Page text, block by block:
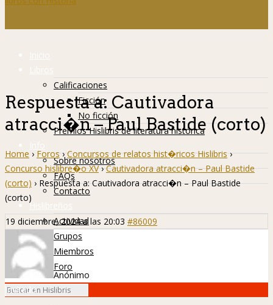
Inicio
Libros
Calificaciones
Ficción
No ficción
Premios Hislibris de literatura histórica
Info
Sobre nosotros
FAQs
Contacto
Hislibreños
Actividad
Grupos
Miembros
Foro
Respuesta a: Cautivadora
atracci�n – Paul Bastide (corto)
Home › Foros › Concursos de relatos hist�ricos Hislibris ›
Concurso hislibre�o XV › Cautivadora atracci�n – Paul Bastide
(corto) › Respuesta a: Cautivadora atracci�n – Paul Bastide
(corto)
19 diciembre, 2024 a las 20:03 #86009
Anónimo
Invitado